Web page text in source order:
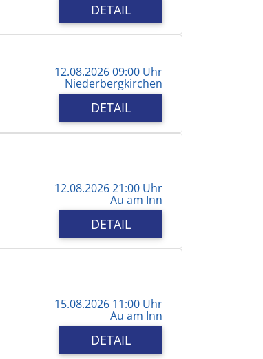
DETAIL
12.08.2026 09:00 Uhr
Niederbergkirchen
DETAIL
12.08.2026 21:00 Uhr
Au am Inn
DETAIL
15.08.2026 11:00 Uhr
Au am Inn
DETAIL